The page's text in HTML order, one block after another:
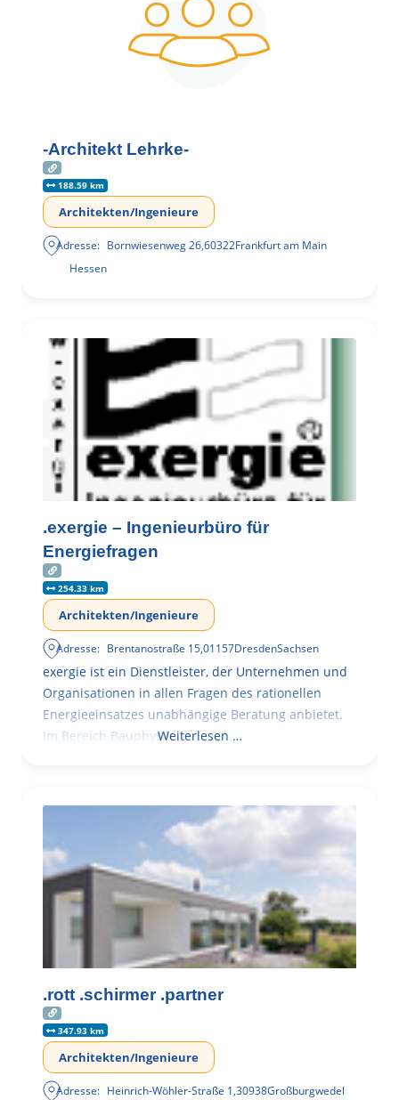
-Architekt Lehrke-
188.59 km
Architekten/Ingenieure
Adresse: Bornwiesenweg 26,60322Frankfurt am Main
Hessen
.exergie – Ingenieurbüro für
Energiefragen
254.33 km
Architekten/Ingenieure
Adresse: Brentanostraße 15,01157DresdenSachsen
exergie ist ein Dienstleister, der Unternehmen und
Organisationen in allen Fragen des rationellen
Energieeinsatzes unabhängige Beratung anbietet.
Im Bereich BauphysikWeiterlesen …
.rott .schirmer .partner
347.93 km
Architekten/Ingenieure
Adresse: Heinrich-Wöhler-Straße 1,30938Großburgwedel